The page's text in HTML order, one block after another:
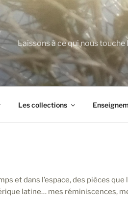
Laissons à ce qui nous
Les collections
et dans l’espace, des pièces
latine… mes réminiscences,